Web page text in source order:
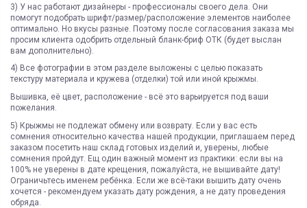
3) У нас работают дизайнеры - профессионалы своего дела. Они
помогут подобрать шрифт/размер/расположение элементов наиболее
оптимально. Но вкусы разные. Поэтому после согласования заказа мы
просим клиента одобрить отдельный бланк-бриф ОТК (будет выслан
вам дополнительно).
4) Все фотографии в этом разделе выложены с целью показать
текстуру материала и кружева (отделки) той или иной крыжмы.
Вышивка, её цвет, расположение - всё это варьируется под ваши
пожелания.
5) Крыжмы не подлежат обмену или возврату. Если у вас есть
сомнения относительно качества нашей продукции, приглашаем перед
заказом посетить наш склад готовых изделий и, уверены, любые
сомнения пройдут. Ещ один важный момент из практики: если вы на
100% не уверены в дате крещения, пожалуйста, не вышивайте дату!
Ограничьтесь именем ребёнка. Если же всё-таки вышить дату очень
хочется - рекомендуем указать дату рождения, а не дату проведения
обряда.